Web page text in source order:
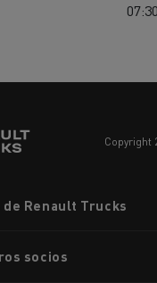
de Renault Trucks
socios